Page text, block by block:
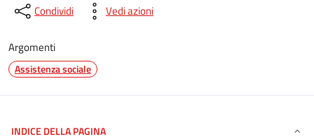
Condividi Vedi azioni
Argomenti
Assistenza sociale
INDICE DELLA PAGINA